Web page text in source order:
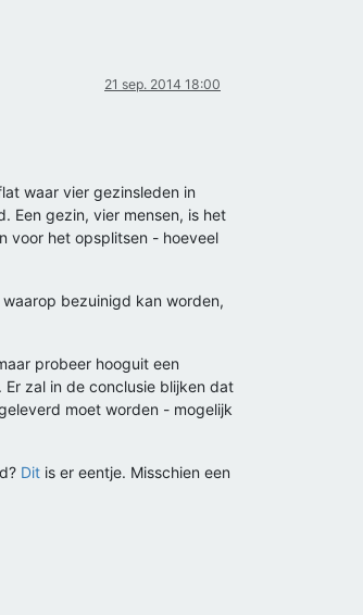
21 sep. 2014 18:00
waar vier gezinsleden in
Een gezin, vier mensen, is het
voor het opsplitsen - hoeveel
bezuinigd kan worden,
probeer hooguit een
zal in de conclusie blijken dat
moet worden - mogelijk
Dit is er eentje. Misschien een